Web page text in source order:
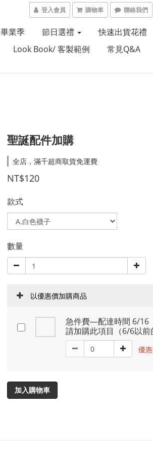
登入會員 購物車 聯絡我們
畢業季 節日選禮 快速出貨花禮
Look Book/ 客製範例
常見Q&A
聖誕配件加購
全店，滿千超商取貨免運費
NT$120
款式
數量
以優惠價加購商品
急件費—配達時間 6/16
請加購此項目（6/6以前
優
加入購物車